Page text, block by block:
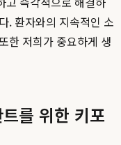
. 환자와의 지속적인 소
한 저희가 중요하게 생
를 위한 키포